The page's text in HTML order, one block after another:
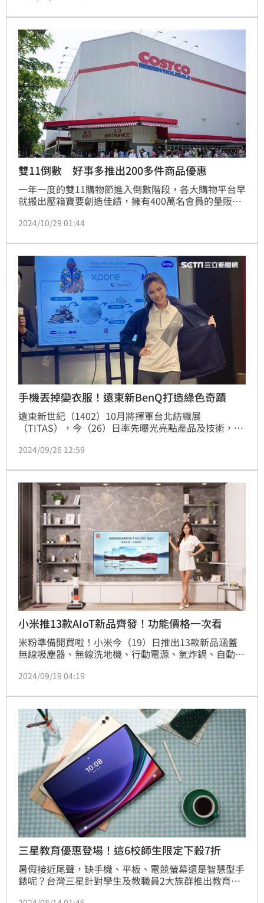
雙11倒數 好事多推出200多件商品優惠
一年一度的雙11購物節進入倒數階段，各大購物平台早
就搬出壓箱寶要創造佳績，擁有400萬名會員的量販龍
火力全開，從11月5日到11日總計7天時間，針對線上
2024/10/29 01:44
手機丟掉變衣服！遠東新BenQ打造綠色奇蹟
遠東新世紀（1402）10月將揮軍台北紡織展
（TITAS），今（26）日率先曝光亮點產品及技術，包
運、澳網、歐冠等環保衣，今年更和明基材料（BENQ
創新PET回收技術，能將電子廢棄物轉化為高品質回收
PET材料。（記者：王翊綺）
2024/09/26 12:59
小米推13款AIoT新品齊發！功能價格一次看
米粉準備開買啦！小米今（19）日推出13款新品涵蓋
無線吸塵器、無線洗地機、行動電源、氣炸鍋、自動感
科技產品的各種需求。
2024/09/19 04:19
三星教育優惠登場！這6校師生限定下殺7折
暑假接近尾聲，缺手機、平板、電競螢幕還是智慧型手
錶呢？台灣三星針對學生及教職員2大族群推出教育優